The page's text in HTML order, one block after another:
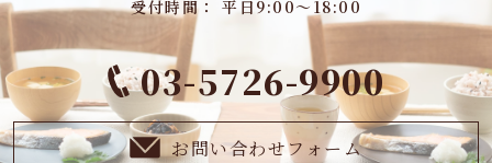
受付時間： 平日9:00～18:00
03-5726-9900
お問い合わせフォーム